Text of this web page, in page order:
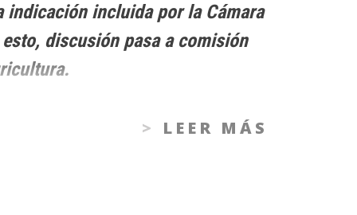
indicación incluida por la Cámara
discusión pasa a comisión
LEER MÁS